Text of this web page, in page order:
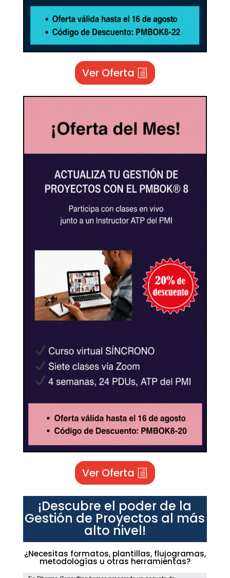
Ver Oferta
Ver Oferta
¡Descubre el poder de la
Gestión de Proyectos al más
alto nivel!
¿Necesitas formatos, plantillas, flujogramas,
metodologías u otras herramientas?